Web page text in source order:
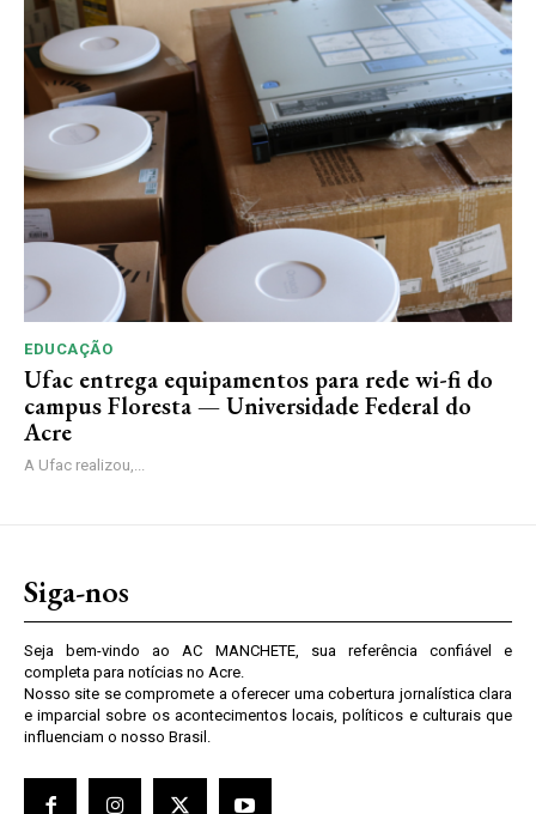
EDUCAÇÃO
Ufac entrega equipamentos para rede wi-fi do
campus Floresta — Universidade Federal do
Acre
A Ufac realizou,...
Siga-nos
Seja bem-vindo ao AC MANCHETE, sua referência confiável e
completa para notícias no Acre.
Nosso site se compromete a oferecer uma cobertura jornalística clara
e imparcial sobre os acontecimentos locais, políticos e culturais que
influenciam o nosso Brasil.